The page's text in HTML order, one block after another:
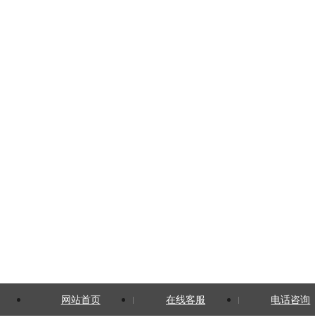
网站首页 在线客服 电话咨询